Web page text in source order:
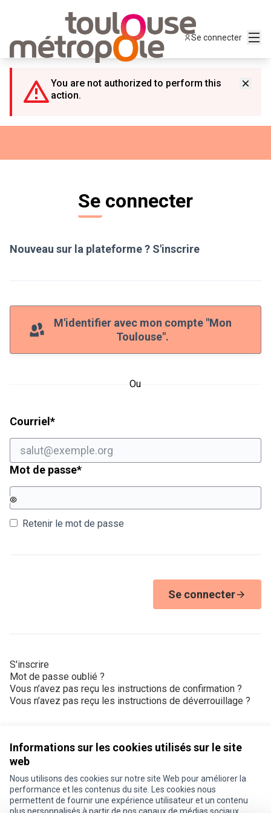
Informations sur les cookies utilisés sur le site
web
Nous utilisons des cookies sur notre site Web pour améliorer la
performance et les contenus du site. Les cookies nous
permettent de fournir une expérience utilisateur et un contenu
Se connecter
You are not authorized to perform this
action.
Se connecter
Nouveau sur la plateforme ? S'inscrire
M'identifier avec mon compte "Mon
Toulouse".
Ou
Courriel *Champ obligatoire
Mot de passe*Champ obligatoire
Retenir le mot de passe
Se connecter
S'inscrire
Mot de passe oublié ?
Vous n’avez pas reçu les instructions de confirmation ?
Vous n’avez pas reçu les instructions de déverrouillage ?
Conditions d'utilisation
Paramètres des cookies
Je participe ! sur X
Je participe ! sur Facebook
Je participe ! sur Instagram